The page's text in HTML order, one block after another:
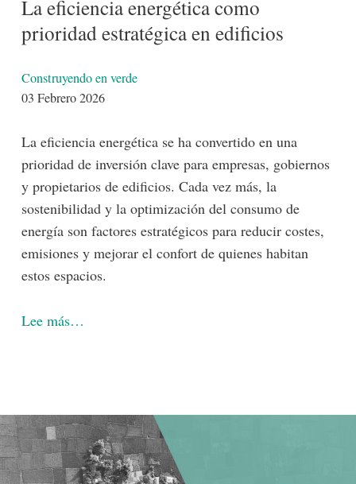
La eficiencia energética como
prioridad estratégica en edificios
DetallesConstruyendo en verde
03 Febrero 2026
La eficiencia energética se ha convertido en una
prioridad de inversión clave para empresas, gobiernos
y propietarios de edificios. Cada vez más, la
sostenibilidad y la optimización del consumo de
energía son factores estratégicos para reducir costes,
emisiones y mejorar el confort de quienes habitan
estos espacios.
Lee más…